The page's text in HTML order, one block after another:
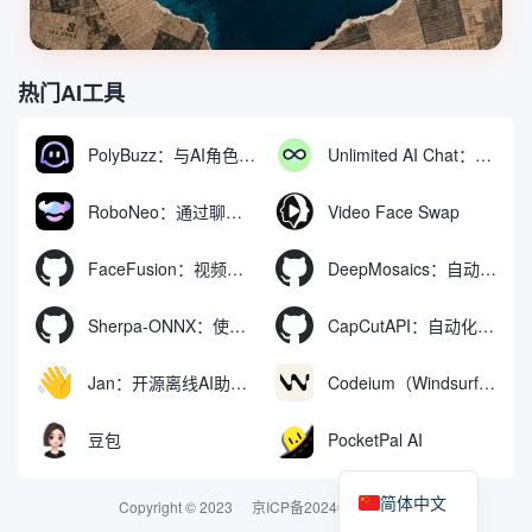
热门AI工具
PolyBuzz：与AI角色互动的免费聊天与角色扮演平台 Unlimited AI Chat：免费无限制的AI聊天工具
RoboNeo：通过聊天生成和编辑视频与图像的AI工具 Video Face Swap
FaceFusion：视频换脸增强工具|语音同步视频嘴型动作 DeepMosaics：自动去除图像和视频中的马赛克，或向其添加马赛克
Sherpa-ONNX：使用ONNXRuntime实现离线语音识别和合成 CapCutAPI：自动化控制CapCut视频剪辑的开源工具
Jan：开源离线AI助手，ChatGPT 替代品，运行本地AI模型或连接云端AI Codeium（Windsurf Editor）：免费的AI代码补全与聊天工具，Windsurf以对话方式编写完整项目代码
豆包 PocketPal AI
Copyright © 2023 京ICP备2024074324号-2简体中文